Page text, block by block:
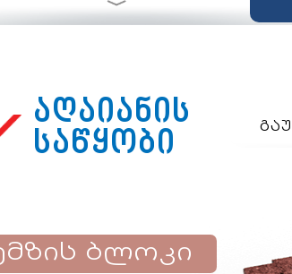
ბლოკი
აღაიანის
საწყობი